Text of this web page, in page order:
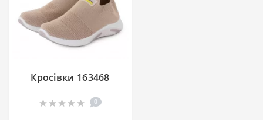
Кросівки 163468
0